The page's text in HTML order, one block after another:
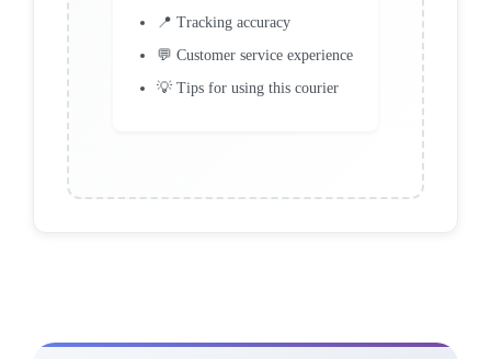
📍 Tracking accuracy
💬 Customer service experience
💡 Tips for using this courier